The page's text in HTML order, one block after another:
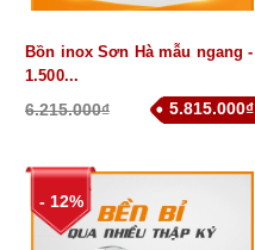
Bồn inox Sơn Hà mẫu ngang -
1.500...
6.215.000₫ 5.815.000₫
- 12%